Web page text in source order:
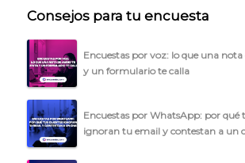
- Encuestas de NPS
- Encuestas de recursos
- Encuestas de satisfacción de
- Inteligencia artificial
- Investigación de mercados
- Marketing y encuestas
Consejos para tu encuesta
Encuestas por voz: lo que una
y un formulario te calla
Encuestas por WhatsApp: por qué
ignoran tu email y contestan a un